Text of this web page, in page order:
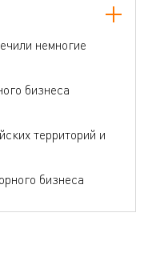
немногие
бизнеса
территорий и
бизнеса